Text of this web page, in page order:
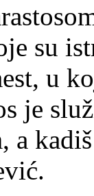
su
u
je
a